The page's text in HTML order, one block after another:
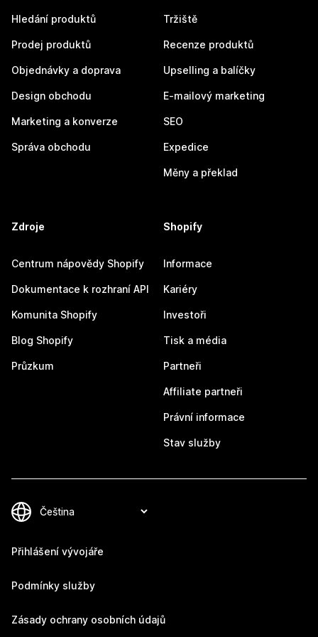
Hledání produktů
Prodej produktů
Objednávky a doprava
Design obchodu
Marketing a konverze
Správa obchodu
Tržiště
Recenze produktů
Upselling a balíčky
E-mailový marketing
SEO
Expedice
Měny a překlad
Zdroje
Centrum nápovědy Shopify
Dokumentace k rozhraní API
Komunita Shopify
Blog Shopify
Průzkum
Shopify
Informace
Kariéry
Investoři
Tisk a média
Partneři
Affiliate partneři
Právní informace
Stav služby
Přihlášení vývojáře
Podmínky služby
Zásady ochrany osobních údajů